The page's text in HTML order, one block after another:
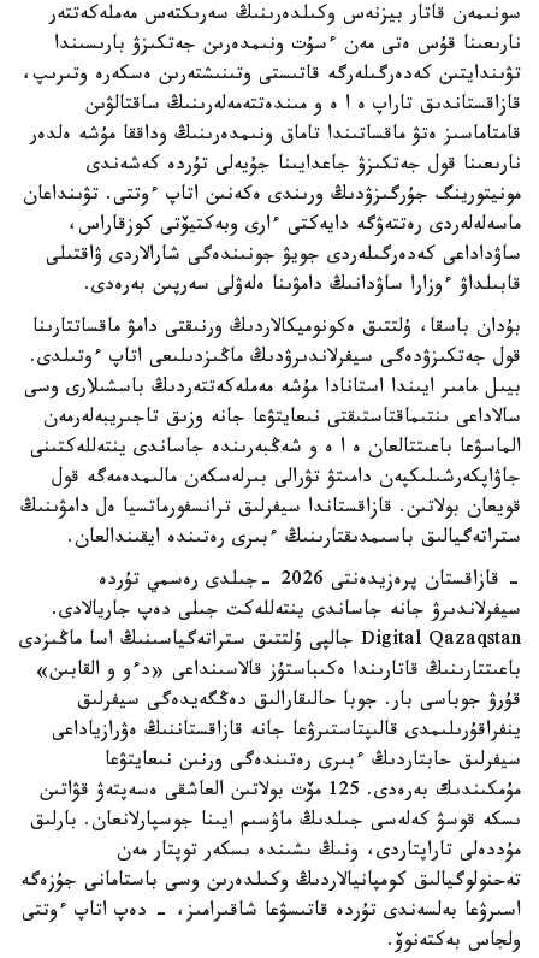
سونىمەن قاتار بيزنەس وكىلدەرىنىڭ سەرىكتەس مەملەكەتتەر
نارىعىنا قۇس ەتى مەن ءسۇت ونىمدەرىن جەتكىزۋ بارىسىندا
تۋىندايتىن كەدەرگىلەرگە قاتىستى وتىنىشتەرىن ەسكەرە وتىرىپ،
قازاقستاندىق تاراپ ە ا ە و مىندەتتەمەلەرىنىڭ ساقتالۋىن
قامتاماسىز ەتۋ ماقساتىندا تاماق ونىمدەرىنىڭ وداققا مۇشە ەلدەر
نارىعىنا قول جەتكىزۋ جاعدايىنا جۇيەلى تۇردە كەشەندى
مونيتورينگ جۇرگىزۋدىڭ ورىندى ەكەنىن اتاپ ءوتتى. تۋىنداعان
ماسەلەلەردى رەتتەۋگە دايەكتى ءارى وبەكتيۆتى كوزقاراس،
ساۋداداعى كەدەرگىلەردى جويۋ جونىندەگى شارالاردى ۋاقتىلى
قابىلداۋ ءوزارا ساۋدانىڭ دامۋىنا ەلەۋلى سەرپىن بەرەدى.
بۇدان باسقا، ۇلتتىق ەكونوميكالاردىڭ ورنىقتى دامۋ ماقساتتارىنا
قول جەتكىزۋدەگى سيفرلاندىرۋدىڭ ماڭىزدىلىعى اتاپ ءوتىلدى.
بيىل مامىر ايىندا استانادا مۇشە مەملەكەتتەردىڭ باسشىلارى وسى
سالاداعى ىنتىماقتاستىقتى نىعايتۋعا جانە وزىق تاجىريبەلەرمەن
الماسۋعا باعىتتالعان ە ا ە و شەڭبەرىندە جاساندى ينتەللەكتىنى
جاۋاپكەرشىلىكپەن دامىتۋ تۋرالى بىرلەسكەن مالىمدەمەگە قول
قويعان بولاتىن. قازاقستاندا سيفرلىق ترانسفورماتسيا ەل دامۋىنىڭ
ستراتەگيالىق باسىمدىقتارىنىڭ ءبىرى رەتىندە ايقىندالعان.
- قازاقستان پرەزيدەنتى 2026 -جىلدى رەسمي تۇردە
سيفرلاندىرۋ جانە جاساندى ينتەللەكت جىلى دەپ جاريالادى.
Digital Qazaqstan جالپى ۇلتتىق ستراتەگياسىنىڭ اسا ماڭىزدى
باعىتتارىنىڭ قاتارىندا ەكىباستۇز قالاسىنداعى «دءو و القابىن»
قۇرۋ جوباسى بار. جوبا حالىقارالىق دەڭگەيدەگى سيفرلىق
ينفراقۇرىلىمدى قالىپتاستىرۋعا جانە قازاقستاننىڭ ەۋرازياداعى
سيفرلىق حابتاردىڭ ءبىرى رەتىندەگى ورنىن نىعايتۋعا
مۇمكىندىك بەرەدى. 125 مۆت بولاتىن العاشقى ەسەپتەۋ قۋاتىن
ىسكە قوسۋ كەلەسى جىلدىڭ ماۋسىم ايىنا جوسپارلانعان. بارلىق
مۇددەلى تاراپتاردى، ونىڭ ىشىندە ىسكەر توپتار مەن
تەحنولوگيالىق كومپانيالاردىڭ وكىلدەرىن وسى باستامانى جۇزەگە
اسىرۋعا بەلسەندى تۇردە قاتىسۋعا شاقىرامىز، - دەپ اتاپ ءوتتى
ولجاس بەكتەنوۆ.